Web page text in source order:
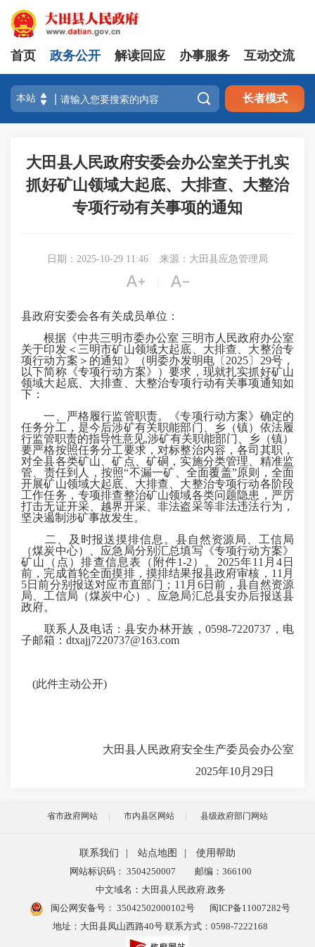
首页 政务公开 解读回应 办事服务 互动交流
 长者模式
大田县人民政府安委会办公室关于扎实
抓好矿山领域大起底、大排查、大整治
专项行动有关事项的通知
日期：2025-10-29 11:46 来源：大田县应急管理局
 
县政府安委会各有关成员单位：
根据《中共三明市委办公室 三明市人民政府办公室
关于印发＜三明市矿山领域大起底、大排查、大整治专
项行动方案＞的通知》（明委办发明电〔2025〕29号，
以下简称《专项行动方案》）要求，现就扎实抓好矿山
领域大起底、大排查、大整治专项行动有关事项通知如
下：
一、严格履行监管职责。《专项行动方案》确定的
任务分工，是今后涉矿有关职能部门、乡（镇）依法履
行监管职责的指导性意见,涉矿有关职能部门、乡（镇）
要严格按照任务分工要求，对标整治内容，各司其职，
对全县各类矿山、矿点、矿硐，实施分类管理、精准监
管、责任到人，按照“不漏一矿、全面覆盖”原则，全面
开展矿山领域大起底、大排查、大整治专项行动各阶段
工作任务，专项排查整治矿山领域各类问题隐患，严厉
打击无证开采、越界开采、非法盗采等非法违法行为，
坚决遏制涉矿事故发生。
二、及时报送摸排信息。县自然资源局、工信局
（煤炭中心）、应急局分别汇总填写《专项行动方案》
矿山（点）排查信息表（附件1-2）。2025年11月4日
前，完成首轮全面摸排，摸排结果报县政府审核，11月
5日前分别报送对应市直部门；11月6日前，县自然资源
局、工信局（煤炭中心）、应急局汇总县安办后报送县
政府。
联系人及电话：县安办林开族，0598-7220737，电
子邮箱：dtxajj7220737@163.com
(此件主动公开)
大田县人民政府安全生产委员会办公室
2025年10月29日
省市政府网站 市内县区网站 县级政府部门网站
联系我们 站点地图
使用帮助
网站标识码： 3504250007
邮编：366100
中文域名：大田县人民政府.政务
闽公网安备号： 35042502000102号
闽ICP备11007282号
地址：大田县凤山西路40号 联系方式：0598-7222168